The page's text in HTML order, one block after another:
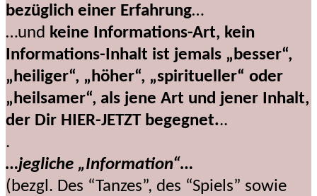
bezüglich einer Erfahrung…
…und keine Informations-Art, kein
Informations-Inhalt ist jemals „besser“,
„heiliger“, „höher“, „spiritueller“ oder
„heilsamer“, als jene Art und jener Inhalt,
der Dir HIER-JETZT begegnet...
.
…jegliche „Information“…
(bezgl. Des “Tanzes”, des “Spiels” sowie